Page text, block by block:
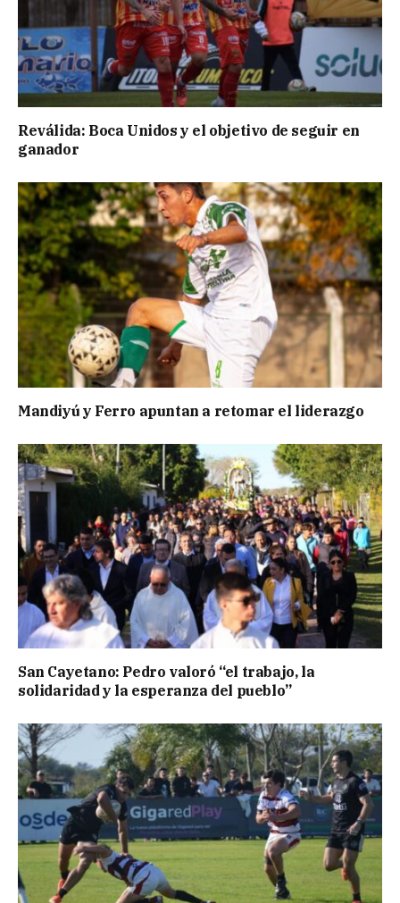
Reválida: Boca Unidos y el objetivo de seguir en
ganador
Mandiyú y Ferro apuntan a retomar el liderazgo
San Cayetano: Pedro valoró “el trabajo, la
solidaridad y la esperanza del pueblo”